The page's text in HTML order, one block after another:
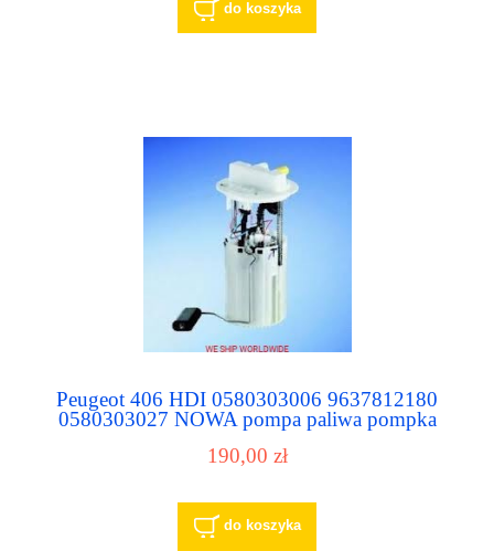
do koszyka
Peugeot 406 HDI 0580303006 9637812180
0580303027 NOWA pompa paliwa pompka
190,00 zł
do koszyka